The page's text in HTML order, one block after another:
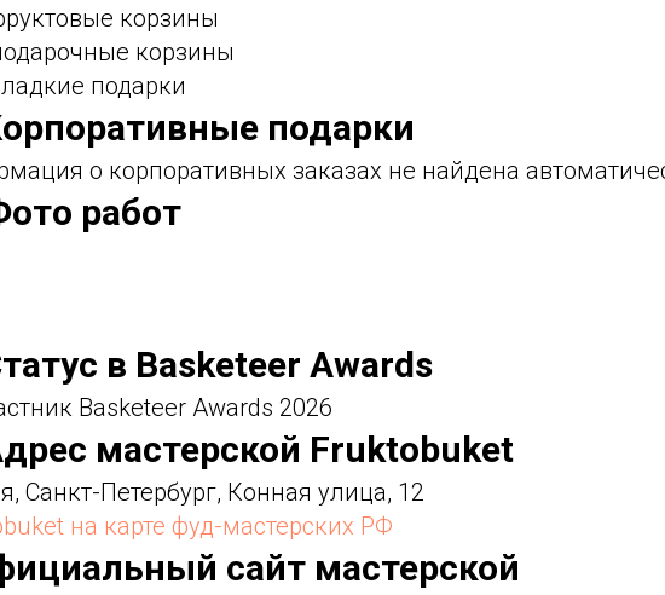
корзины
корзины
подарки
подарки
о корпоративных заказах не найдена
работ
в Basketeer Awards
Basketeer Awards 2026
мастерской Fruktobuket
Санкт-Петербург, Конная улица, 12
на карте фуд-мастерских РФ
сайт мастерской